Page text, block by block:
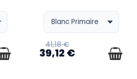
41,18 €
39,12 €